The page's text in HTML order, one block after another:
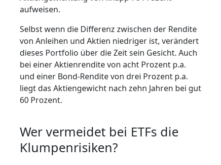
aufweisen.
Selbst wenn die Differenz zwischen der Rendite
von Anleihen und Aktien niedriger ist, verändert
dieses Portfolio über die Zeit sein Gesicht. Auch
bei einer Aktienrendite von acht Prozent p.a.
und einer Bond-Rendite von drei Prozent p.a.
liegt das Aktiengewicht nach zehn Jahren bei gut
60 Prozent.
Wer vermeidet bei ETFs die
Klumpenrisiken?